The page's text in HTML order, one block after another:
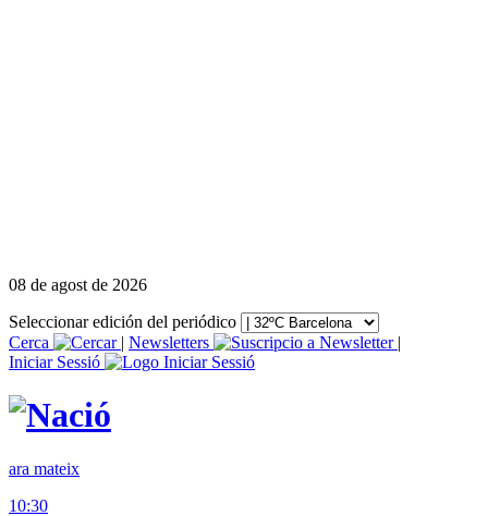
08 de agost de 2026
Seleccionar edición del periódico
Cerca
| Newsletters
|
Iniciar Sessió
ara mateix
10:30